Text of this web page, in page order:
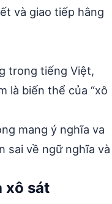
và giao tiếp hằng
trong tiếng Việt,
là biến thể của “xô
mang ý nghĩa va
sai về ngữ nghĩa và
xô sát